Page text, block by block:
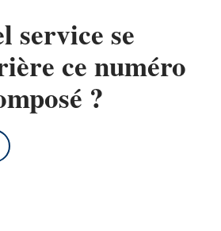
service se
ce numéro
?